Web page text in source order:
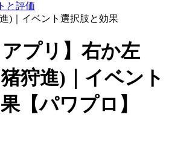
と評価
)｜イベント選択肢と効果
アプリ】右か左
狩進)｜イベント
【パワプロ】